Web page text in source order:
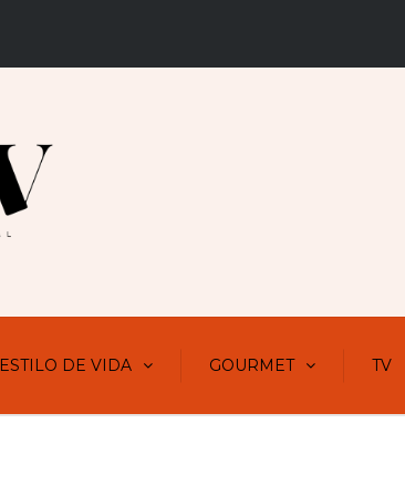
ESTILO DE VIDA GOURMET TV